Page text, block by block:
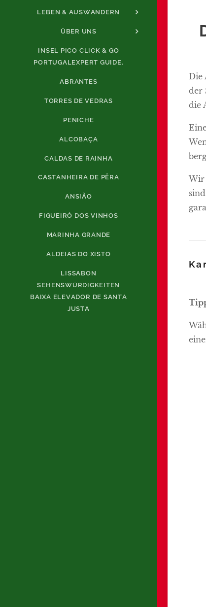
LEBEN & AUSWANDERN
ÜBER UNS
INSEL PICO CLICK & GO
PORTUGALEXPERT GUIDE.
ABRANTES
TORRES DE VEDRAS
PENICHE
ALCOBAÇA
CALDAS DE RAINHA
CASTANHEIRA DE PÊRA
ANSIÃO
FIGUEIRÓ DOS VINHOS
MARINHA GRANDE
ALDEIAS DO XISTO
LISSABON
SEHENSWÜRDIGKEITEN
BAIXA ELEVADOR DE SANTA
JUSTA
Die
der
die
Wir